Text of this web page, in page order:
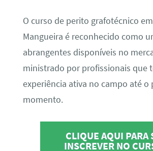
O curso de perito grafotécnico
Mangueira é reconhecido como
abrangentes disponíveis no
ministrado por profissionais que
experiência ativa no campo até o
momento.
CLIQUE AQUI PARA
INSCREVER NO